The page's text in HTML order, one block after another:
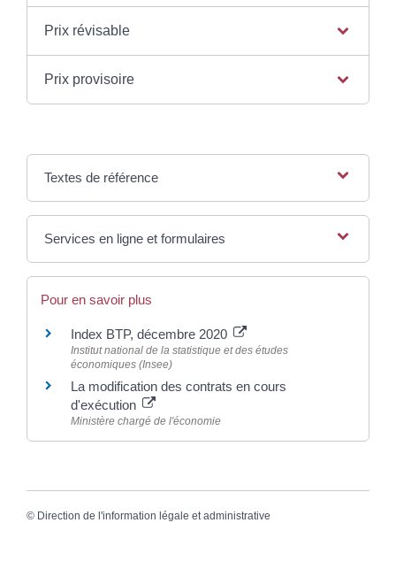
Prix révisable
Prix provisoire
Textes de référence
Services en ligne et formulaires
Pour en savoir plus
Index BTP, décembre 2020
Institut national de la statistique et des études
économiques (Insee)
La modification des contrats en cours
d'exécution
Ministère chargé de l'économie
© Direction de l'information légale et administrative